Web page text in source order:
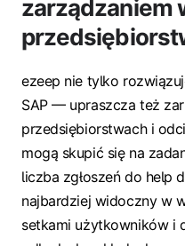
zarządzaniem
ezeep nie tylko
SAP — upraszcza też
przedsiębiorstwach i
mogą skupić się na
liczba zgłoszeń do help
najbardziej widoczny w
setkami użytkowników i